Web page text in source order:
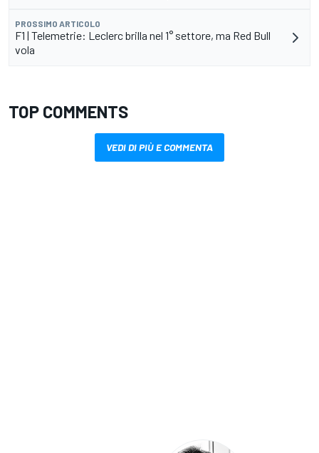
PROSSIMO ARTICOLO
F1 | Telemetrie: Leclerc brilla nel 1° settore, ma Red Bull
vola
TOP COMMENTS
VEDI DI PIÙ E COMMENTA